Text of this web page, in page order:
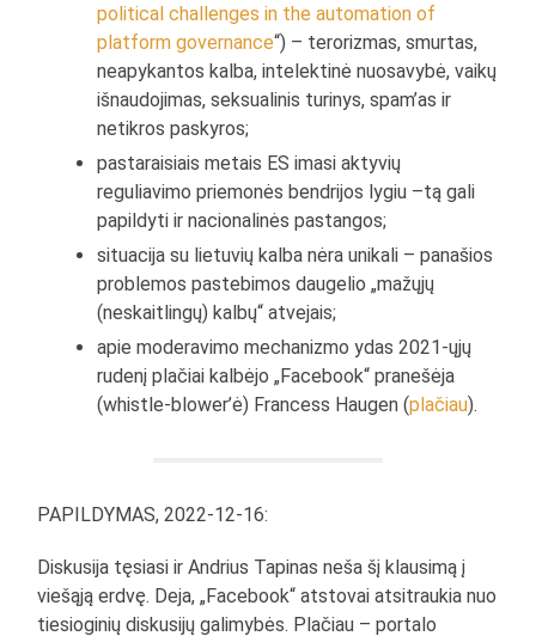
political challenges in the automation of
platform governance“) – terorizmas, smurtas,
neapykantos kalba, intelektinė nuosavybė, vaikų
išnaudojimas, seksualinis turinys, spam’as ir
netikros paskyros;
pastaraisiais metais ES imasi aktyvių
reguliavimo priemonės bendrijos lygiu –tą gali
papildyti ir nacionalinės pastangos;
situacija su lietuvių kalba nėra unikali – panašios
problemos pastebimos daugelio „mažųjų
(neskaitlingų) kalbų“ atvejais;
apie moderavimo mechanizmo ydas 2021-ųjų
rudenį plačiai kalbėjo „Facebook“ pranešėja
(whistle-blower’ė) Francess Haugen (plačiau).
PAPILDYMAS, 2022-12-16:
Diskusija tęsiasi ir Andrius Tapinas neša šį klausimą į
viešąją erdvę. Deja, „Facebook“ atstovai atsitraukia nuo
tiesioginių diskusijų galimybės. Plačiau – portalo